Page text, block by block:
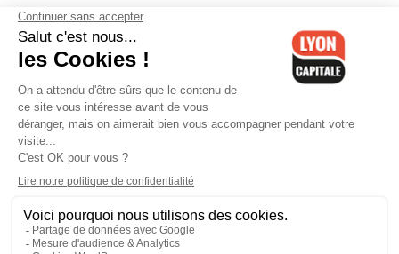
Contactez-nous-Mentions légales-CGV-Politique de
confidentialité-Gestion des cookies